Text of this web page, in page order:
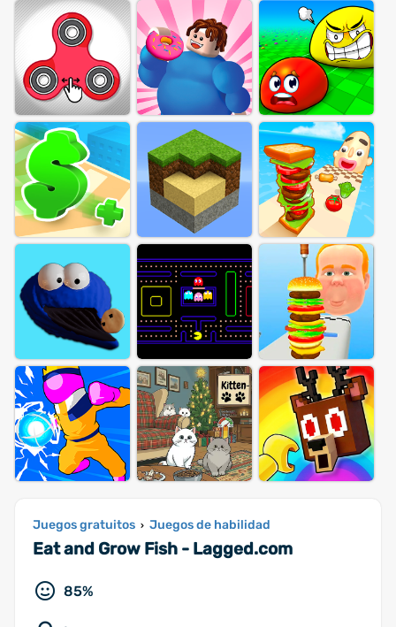
Juegos gratuitos › Juegos de habilidad
Eat and Grow Fish - Lagged.com
85%